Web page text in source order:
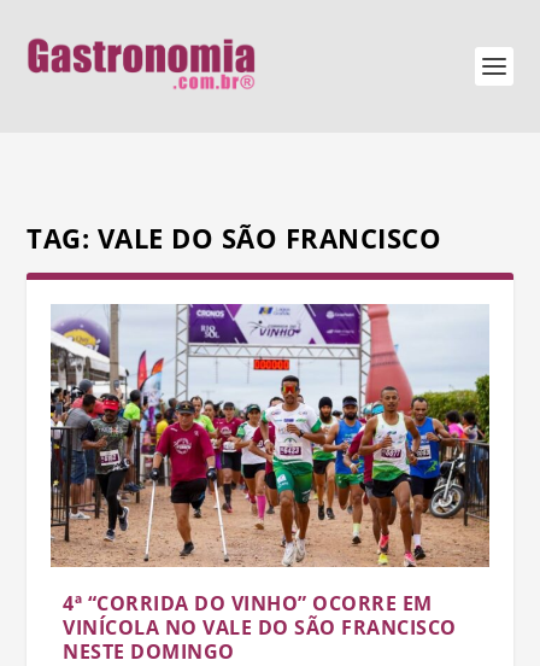
TAG: VALE DO SÃO FRANCISCO
4ª “CORRIDA DO VINHO” OCORRE EM
VINÍCOLA NO VALE DO SÃO FRANCISCO
NESTE DOMINGO